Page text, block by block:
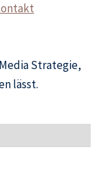
Strategie,
lässt.